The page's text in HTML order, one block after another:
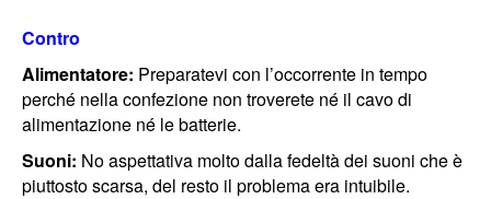
Contro
Alimentatore: Preparatevi con l’occorrente in tempo
perché nella confezione non troverete né il cavo di
alimentazione né le batterie.
Suoni: No aspettativa molto dalla fedeltà dei suoni che è
piuttosto scarsa, del resto il problema era intuibile.